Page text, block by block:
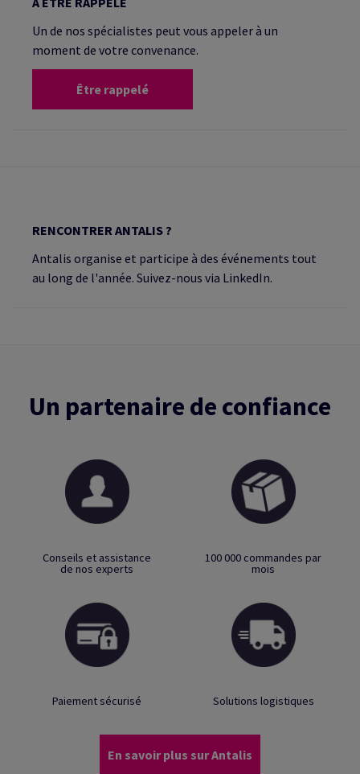
Un de nos spécialistes peut vous appeler à un
moment de votre convenance.
Être rappelé
RENCONTRER ANTALIS ?
Antalis organise et participe à des événements tout
au long de l'année. Suivez-nous via LinkedIn.
Un partenaire de confiance
Conseils et assistance
de nos experts
100 000 commandes par
mois
Paiement sécurisé Solutions logistiques
En savoir plus sur Antalis